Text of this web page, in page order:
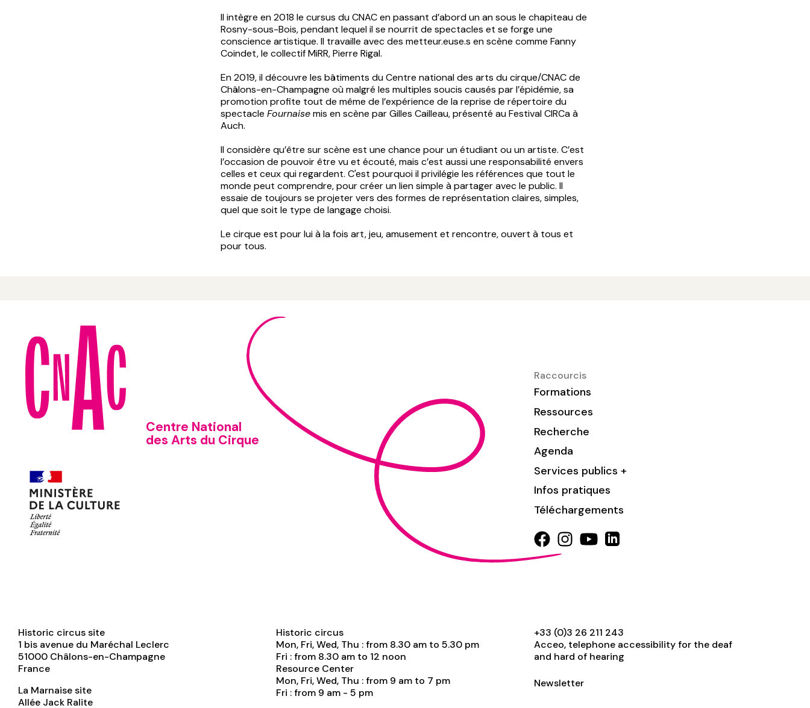
Il intègre en 2018 le cursus du CNAC en passant d’abord un an sous le chapiteau de
Rosny-sous-Bois, pendant lequel il se nourrit de spectacles et se forge une
conscience artistique. Il travaille avec des metteur.euse.s en scène comme Fanny
Coindet, le collectif MiRR, Pierre Rigal.
En 2019, il découvre les bâtiments du Centre national des arts du cirque/CNAC de
Châlons-en-Champagne où malgré les multiples soucis causés par l’épidémie, sa
promotion profite tout de même de l’expérience de la reprise de répertoire du
spectacle Fournaisemis en scène par Gilles Cailleau, présenté au Festival CIRCa à
Auch.
Il considère qu’être sur scène est une chance pour un étudiant ou un artiste. C’est
l’occasion de pouvoir être vu et écouté, mais c’est aussi une responsabilité envers
celles et ceux qui regardent. C'est pourquoi il privilégie les références que tout le
monde peut comprendre, pour créer un lien simple à partager avec le public. Il
essaie de toujours se projeter vers des formes de représentation claires, simples,
quel que soit le type de langage choisi.
Le cirque est pour lui à la fois art, jeu, amusement et rencontre, ouvert à tous et
pour tous.
Centre National
des Arts du Cirque
Raccourcis
Formations
Ressources
Recherche
Agenda
Services publics +
Infos pratiques
Téléchargements
Historic circus site
1 bis avenue du Maréchal Leclerc
51000 Châlons-en-Champagne
France
La Marnaise site
Allée Jack Ralite
Historic circus
Mon, Fri, Wed, Thu : from 8.30 am to 5.30 pm
Fri : from 8.30 am to 12 noon
Resource Center
Mon, Fri, Wed, Thu : from 9 am to 7 pm
Fri : from 9 am - 5 pm
+33 (0)3 26 211 243
Acceo, telephone accessibility for the deaf
and hard of hearing
Newsletter